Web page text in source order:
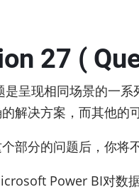
27 (
是呈现相同场景的一
解决方案，而其他的
部分的问题后，你将
Power BI对数